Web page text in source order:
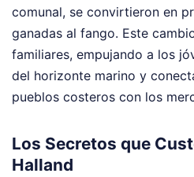
comunal, se convirtieron en
ganadas al fango. Este
familiares, empujando a los
del horizonte marino y
pueblos costeros con los
Los Secretos que
Halland